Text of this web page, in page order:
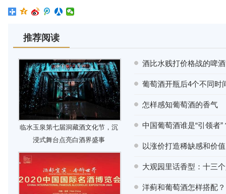
推荐阅读
临水玉泉第七届洞藏酒文化节，沉
浸式舞台点亮白酒界盛事
酒比水贱打价格战的啤
葡萄酒开瓶后4个不同时
怎样感知葡萄酒的香气
中国葡萄酒谁是“引领者”
以涨价打造稀缺感和价
大观园里话香型：十三
洋蓟和葡萄酒怎样搭配？